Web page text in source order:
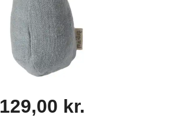
129,00 kr.